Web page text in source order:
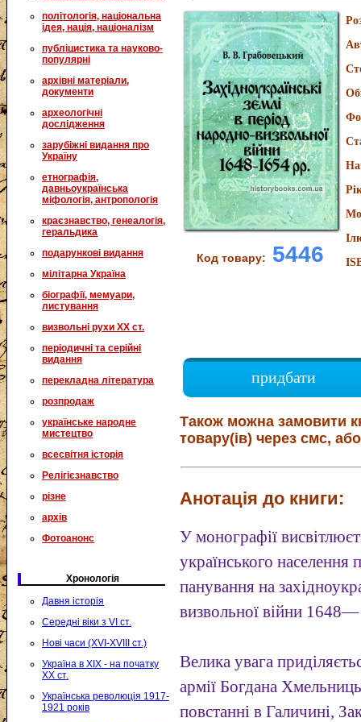
політологія, національна
ідея, нація, націоналізм
публіцистика та науково-
популярні
архівні матеріали,
документи
археологічні
дослідження
зарубіжні видання про
Україну
етнографія,
давньоукраїнська
міфологія, антропологія
краєзнавство, генеалогія,
геральдика
подарункові видання
мілітарна Україна
біографії, мемуари,
листування
визвольні рухи XX ст.
періодичні та серійні
видання
перекладна література
розпродаж
українське народне
мистецтво
всесвітня історія
Релігієзнавство
різне
архів
Фотоанонс
Хронологія
Давня історія
Середні віки з VI ст.
Нові часи (XVI-XVIII ст.)
Україна в XIX - на початку
XX ст.
Українська революція 1917-
1921 років
Код товару: 5446
придбати
Також можна замовити
товару(ів) через смс,
Анотація до книги:
У монографії
українського
панування на
визвольної війни
Велика увага
армії Богдана
повстанні в Галичині,